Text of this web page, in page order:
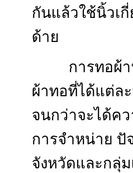
กันแล้วใช้นิ้วเ
ด้าย
การทอผ้
ผ้าทอที่ได้แต่ล
จนกว่าจะได้ค
การจำหน่าย
จังหวัดและกลุ่